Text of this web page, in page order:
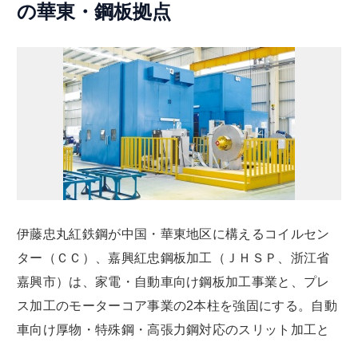
の華東・鋼板拠点
伊藤忠丸紅鉄鋼が中国・華東地区に構えるコイルセン
ター（ＣＣ）、嘉興紅忠鋼板加工（ＪＨＳＰ、浙江省
嘉興市）は、家電・自動車向け鋼板加工事業と、プレ
ス加工のモーターコア事業の2本柱を強固にする。自動
車向け厚物・特殊鋼・高張力鋼対応のスリット加工と